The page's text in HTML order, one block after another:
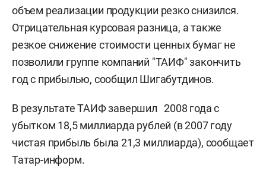
объем реализации продукции резко снизился.
Отрицательная курсовая разница, а также
резкое снижение стоимости ценных бумаг не
позволили группе компаний "ТАИФ" закончить
год с прибылью, сообщил Шигабутдинов.
В результате ТАИФ завершил 2008 года с
убытком 18,5 миллиарда рублей (в 2007 году
чистая прибыль была 21,3 миллиарда), сообщает
Татар-информ.